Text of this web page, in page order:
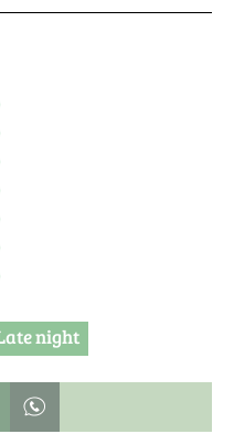
night
dit op pinterest